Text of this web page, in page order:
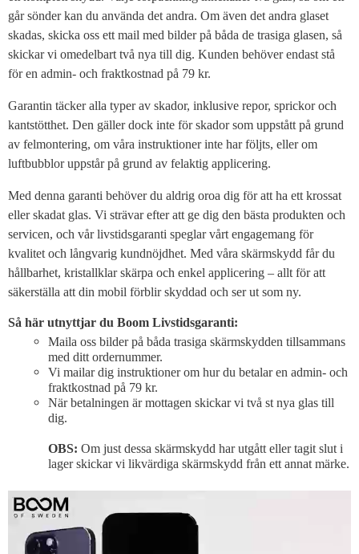
går sönder kan du använda det andra. Om även det andra glaset
skadas, skicka oss ett mail med bilder på båda de trasiga glasen, så
skickar vi omedelbart två nya till dig. Kunden behöver endast stå
för en admin- och fraktkostnad på 79 kr.
Garantin täcker alla typer av skador, inklusive repor, sprickor och
kantstötthet. Den gäller dock inte för skador som uppstått på grund
av felmontering, om våra instruktioner inte har följts, eller om
luftbubblor uppstår på grund av felaktig applicering.
Med denna garanti behöver du aldrig oroa dig för att ha ett krossat
eller skadat glas. Vi strävar efter att ge dig den bästa produkten och
servicen, och vår livstidsgaranti speglar vårt engagemang för
kvalitet och långvarig kundnöjdhet. Med våra skärmskydd får du
hållbarhet, kristallklar skärpa och enkel applicering – allt för att
säkerställa att din mobil förblir skyddad och ser ut som ny.
Så här utnyttjar du Boom Livstidsgaranti:
Maila oss bilder på båda trasiga skärmskydden tillsammans
med ditt ordernummer.
Vi mailar dig instruktioner om hur du betalar en admin- och
fraktkostnad på 79 kr.
När betalningen är mottagen skickar vi två st nya glas till
dig.
OBS: Om just dessa skärmskydd har utgått eller tagit slut i
lager skickar vi likvärdiga skärmskydd från ett annat märke.